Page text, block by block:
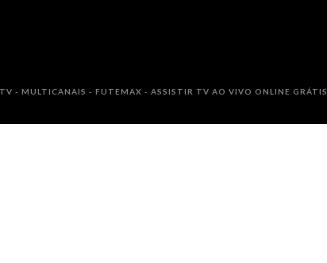
- MULTICANAIS - FUTEMAX - ASSISTIR TV AO VIVO ONLINE